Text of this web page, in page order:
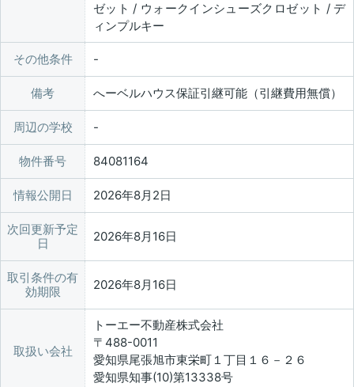
ゼット / ウォークインシューズクロゼット / デ
ィンプルキー
その他条件
備考 へーベルハウス保証引継可能（引継費用無償）
周辺の学校
物件番号 84081164
情報公開日 2026年8月2日
次回更新予定
日
2026年8月16日
取引条件の有
効期限
2026年8月16日
取扱い会社
トーエー不動産株式会社
〒488-0011
愛知県尾張旭市東栄町１丁目１６－２６
愛知県知事(10)第13338号